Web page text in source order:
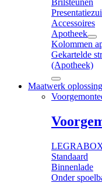
Brilsteunen
Accessoires
Apotheek
Kolommen
Gekartelde
(Apotheek)
Maatwerk
Standaard
Binnenlade
Onder